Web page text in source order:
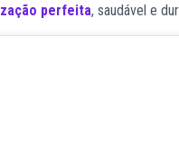
perfeita, saudável e